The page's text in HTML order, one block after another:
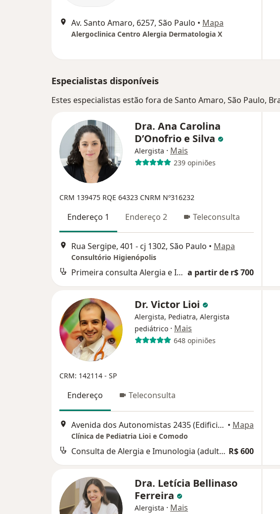
Av. Santo Amaro, 6257, São Paulo • Mapa
Alergoclinica Centro Alergia Dermatologia X
Especialistas disponíveis
Estes especialistas estão fora de Santo Amaro, São Paulo,
Dra. Ana Carolina
D’Onofrio e Silva
Alergista · Mais
239 opiniões
CRM 139475 RQE 64323 CNRM Nº316232
Endereço 1 Endereço 2 Teleconsulta
Rua Sergipe, 401 - cj 1302, São Paulo • Mapa
Consultório Higienópolis
Primeira consulta Alergia e Imunologia a partir de r$ 700
Dr. Victor Lioi
Alergista, Pediatra, Alergista
pediátrico · Mais
648 opiniões
CRM: 142114 - SP
Endereço Teleconsulta
Avenida dos Autonomistas 2435 (Edificio Mondial Osasco conj.104), Osasco • Mapa
Clínica de Pediatria Lioi e Comodo
Consulta de Alergia e Imunologia (adultos e crianças) R$ 600
Dra. Letícia Bellinaso
Ferreira
Alergista · Mais